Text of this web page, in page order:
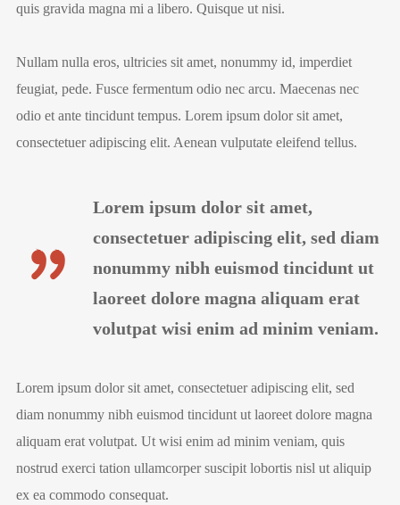
quis gravida magna mi a libero. Quisque ut nisi.
Nullam nulla eros, ultricies sit amet, nonummy id, imperdiet
feugiat, pede. Fusce fermentum odio nec arcu. Maecenas nec
odio et ante tincidunt tempus. Lorem ipsum dolor sit amet,
consectetuer adipiscing elit. Aenean vulputate eleifend tellus.
Lorem ipsum dolor sit amet,
consectetuer adipiscing elit, sed diam
nonummy nibh euismod tincidunt ut
laoreet dolore magna aliquam erat
volutpat wisi enim ad minim veniam.
Lorem ipsum dolor sit amet, consectetuer adipiscing elit, sed
diam nonummy nibh euismod tincidunt ut laoreet dolore magna
aliquam erat volutpat. Ut wisi enim ad minim veniam, quis
nostrud exerci tation ullamcorper suscipit lobortis nisl ut aliquip
ex ea commodo consequat.